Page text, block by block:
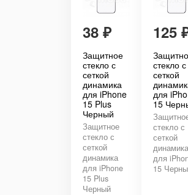
38 ₽
Защитное
стекло с
сеткой
динамика
для iPhone
15 Plus
Черный
Защитное
стекло с
сеткой
динамика
для iPhone
15 Plus
Черный
125
стекло с
сеткой
для
15
стекло с
сеткой
для
15